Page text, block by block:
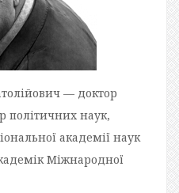
— доктор
політичних наук,
академії наук
Міжнародної